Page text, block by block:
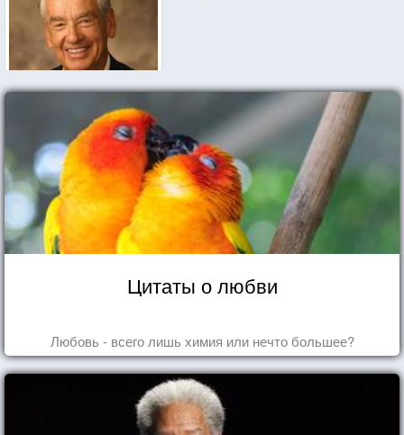
Цитаты о любви
Любовь - всего лишь химия или нечто большее?